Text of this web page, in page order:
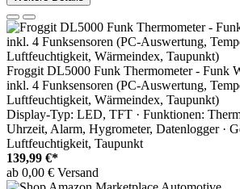
Froggit DL5000 Funk Thermometer - Funk
inkl. 4 Funksensoren (PC-Auswertung,
Luftfeuchtigkeit, Wärmeindex, Taupunkt)
Display-Typ: LED, TFT · Funktionen:
Uhrzeit, Alarm, Hygrometer, Datenlogger ·
Luftfeuchtigkeit, Taupunkt
139,99 €*
ab 0,00 € Versand